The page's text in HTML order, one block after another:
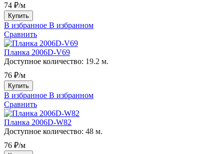
74 ₽/м
Купить
В избранное В избранном
Сравнить
Планка 2006D-V69
Доступное количество: 19.2 м.
76 ₽/м
Купить
В избранное В избранном
Сравнить
Планка 2006D-W82
Доступное количество: 48 м.
76 ₽/м